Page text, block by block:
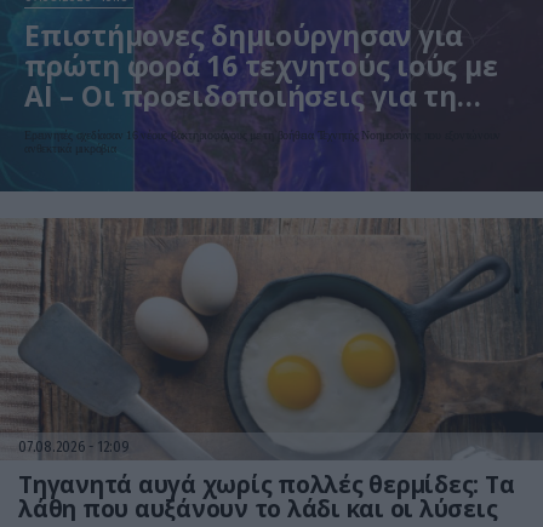
Επιστήμονες δημιούργησαν για
πρώτη φορά 16 τεχνητούς ιούς με
AI – Οι προειδοποιήσεις για τη
βιοασφάλεια
Ερευνητές σχεδίασαν 16 νέους βακτηριοφάγους με τη βοήθεια Τεχνητής Νοημοσύνης που εξοντώνουν
ανθεκτικά μικρόβια
07.08.2026 12:09
Τηγανητά αυγά χωρίς πολλές θερμίδες: Τα
λάθη που αυξάνουν το λάδι και οι λύσεις